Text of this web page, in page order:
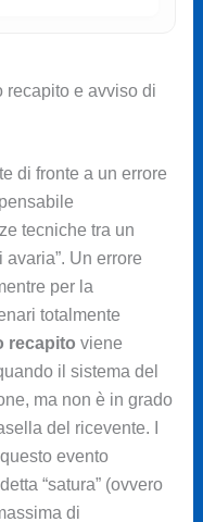
recapito e avviso di
di fronte a un errore
tecniche tra un
avaria”. Un errore
per la
totalmente
recapito viene
il sistema del
ma non è in grado
del ricevente. I
evento
“satura” (ovvero
di